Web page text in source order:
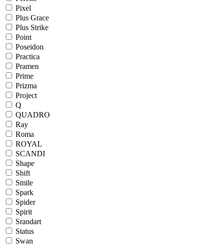
Pixel
Plus Grace
Plus Strike
Point
Poseidon
Practica
Pramen
Prime
Prizma
Project
Q
QUADRO
Ray
Roma
ROYAL
SCANDI
Shape
Shift
Smile
Spark
Spider
Spirit
Srandart
Status
Swan